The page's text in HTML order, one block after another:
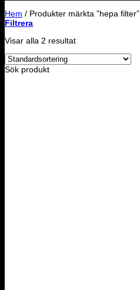
Hem / Produkter märkta ”hepa filter”
Filtrera
Visar alla 2 resultat
Sök produkt